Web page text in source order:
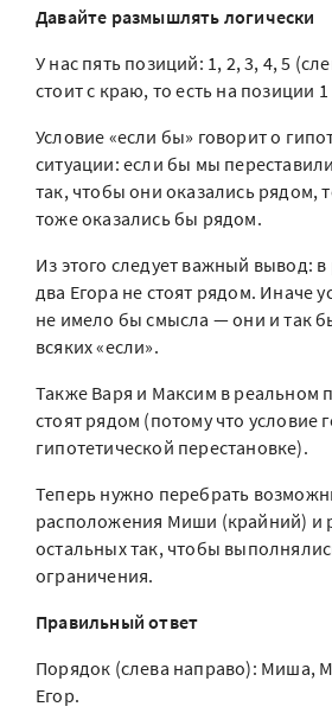
Давайте размышлять логически
У нас пять позиций: 1, 2, 3, 4, 5
стоит с краю, то есть на позиции
Условие «если бы» говорит о
ситуации: если бы мы
так, чтобы они оказались рядом,
тоже оказались бы рядом.
Из этого следует важный вывод:
два Егора не стоят рядом. Иначе
не имело бы смысла — они и так
всяких «если».
Также Варя и Максим в реальном
стоят рядом (потому что условие
гипотетической перестановке).
Теперь нужно перебрать
расположения Миши (крайний) и
остальных так, чтобы
ограничения.
Правильный ответ
Порядок (слева направо): Миша,
Егор.